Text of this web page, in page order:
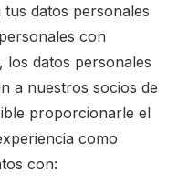
datos personales
con
los datos personales
a nuestros socios de
proporcionarle el
como
con: